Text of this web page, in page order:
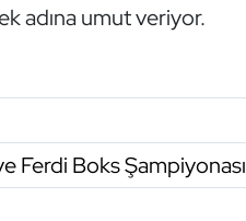
adına umut veriyor.
Ferdi Boks Şampiyonası